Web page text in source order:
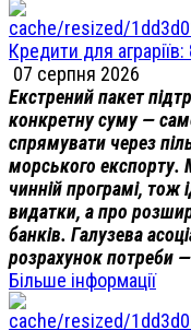
Кредити для
07 серпня 2026
Екстрений пакет
конкретну суму —
спрямувати через
морського експорту.
чинній програмі, тож
видатки, а про
банків. Галузева
розрахунок потреби —
Більше інформації